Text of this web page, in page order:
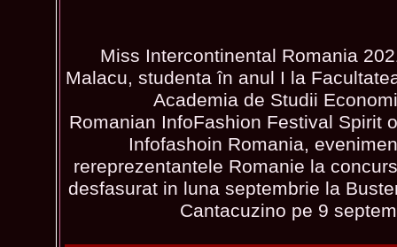
Miss Intercontinental Romania
Malacu, studenta în anul I la
Academia de Studii
Romanian InfoFashion Festival Spirit
Infofashoin Romania,
rereprezentantele Romanie la
desfasurat in luna septembrie la
Cantacuzino pe 9